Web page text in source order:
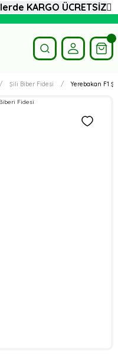
Şili Biber Fidesi Yerebakan F1
KARGO ÜCRETSİZ